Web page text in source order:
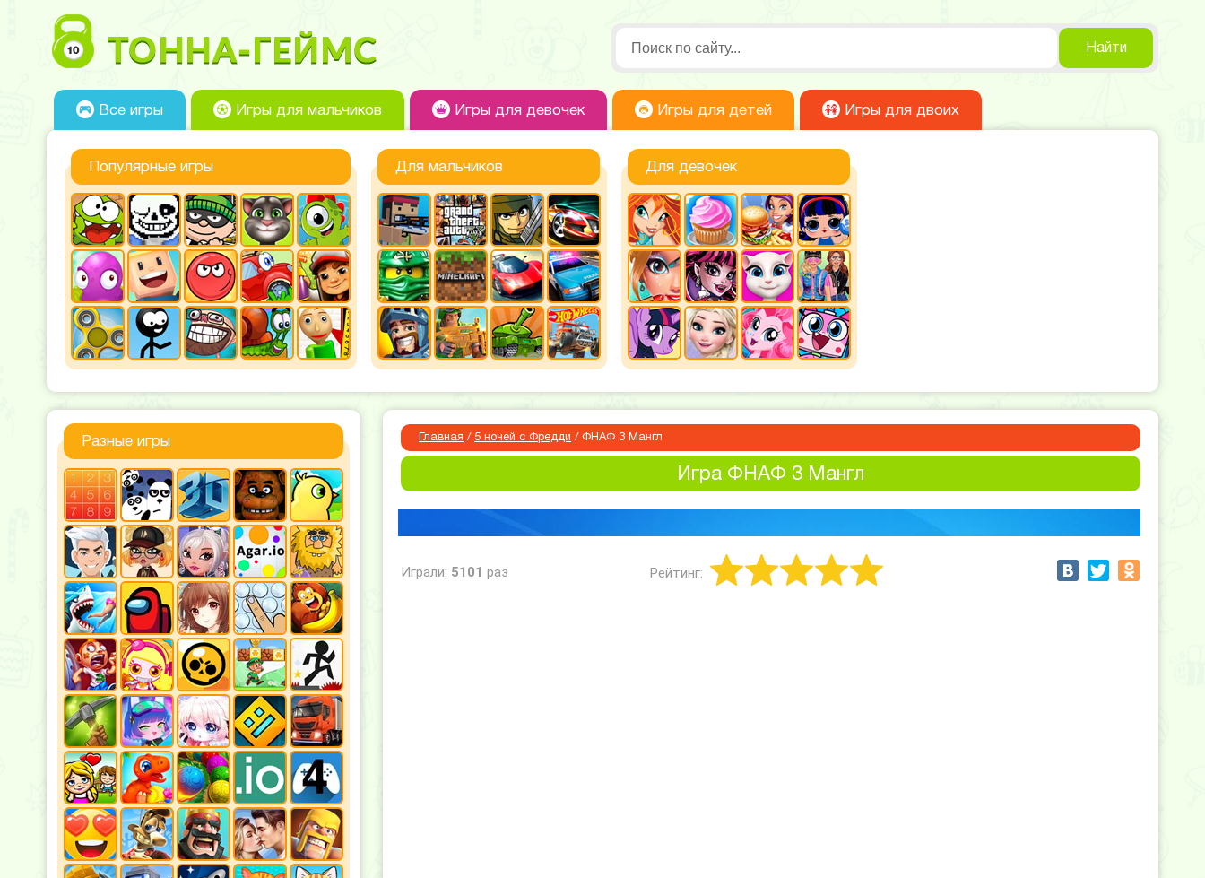
Найти
Все игры Игры для мальчиков Игры для девочек Игры для детей Игры для двоих
Популярные игры Для мальчиков Для девочек
Разные игры Главная / 5 ночей с Фредди / ФНАФ 3 Мангл
Игра ФНАФ 3 Мангл
Играли: 5101 раз Рейтинг: